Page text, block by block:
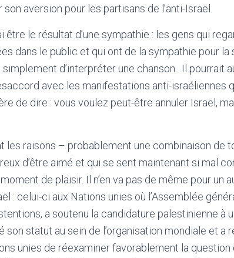
son aversion pour les partisans de l’anti-Israël.
être le résultat d’une sympathie : les gens qui
dans le public et qui ont de la sympathie pour la
d’interpréter une chanson. Il pourrait
avec les manifestations anti-israéliennes
de dire : vous voulez peut-être annuler Israël,
les raisons – probablement une combinaison de
d’être aimé et qui se sent maintenant si mal
de plaisir. Il n’en va pas de même pour un
: celui-ci aux Nations unies où l’Assemblée
a soutenu la candidature palestinienne à
son statut au sein de l’organisation mondiale et a
unies de réexaminer favorablement la question